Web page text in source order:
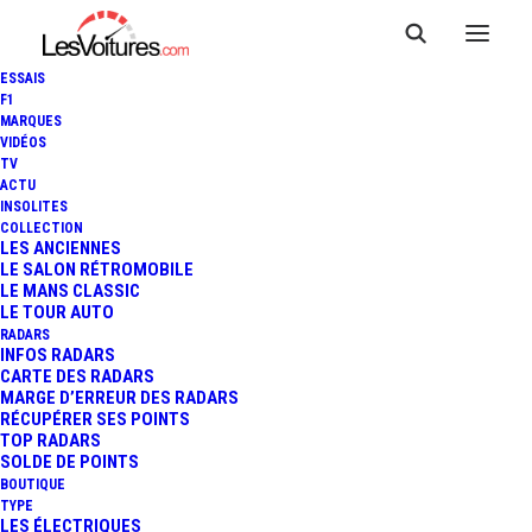
ESSAIS
F1
MARQUES
VIDÉOS
TV
ACTU
INSOLITES
COLLECTION
LES ANCIENNES
LE SALON RÉTROMOBILE
LE MANS CLASSIC
LE TOUR AUTO
RADARS
INFOS RADARS
CARTE DES RADARS
MARGE D’ERREUR DES RADARS
RÉCUPÉRER SES POINTS
TOP RADARS
SOLDE DE POINTS
BOUTIQUE
TYPE
LES ÉLECTRIQUES
20 février 2020
PEUGEOT LANDTREK :